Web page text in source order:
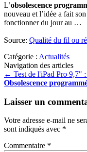
L’obsolescence
nouveau et l’idée a fait
fonctionner du jour au …
Source: Qualité du fil ou
Catégorie : Actualités
Navigation des articles
← Test de l'iPad Pro 9,7"
Obsolescence
Laisser un
Votre adresse e-mail ne
sont indiqués avec *
Commentaire *